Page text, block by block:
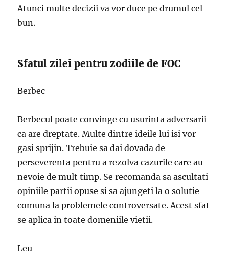
Atunci multe decizii va vor duce pe drumul cel
bun.
Sfatul zilei pentru zodiile de FOC
Berbec
Berbecul poate convinge cu usurinta adversarii
ca are dreptate. Multe dintre ideile lui isi vor
gasi sprijin. Trebuie sa dai dovada de
perseverenta pentru a rezolva cazurile care au
nevoie de mult timp. Se recomanda sa ascultati
opiniile partii opuse si sa ajungeti la o solutie
comuna la problemele controversate. Acest sfat
se aplica in toate domeniile vietii.
Leu